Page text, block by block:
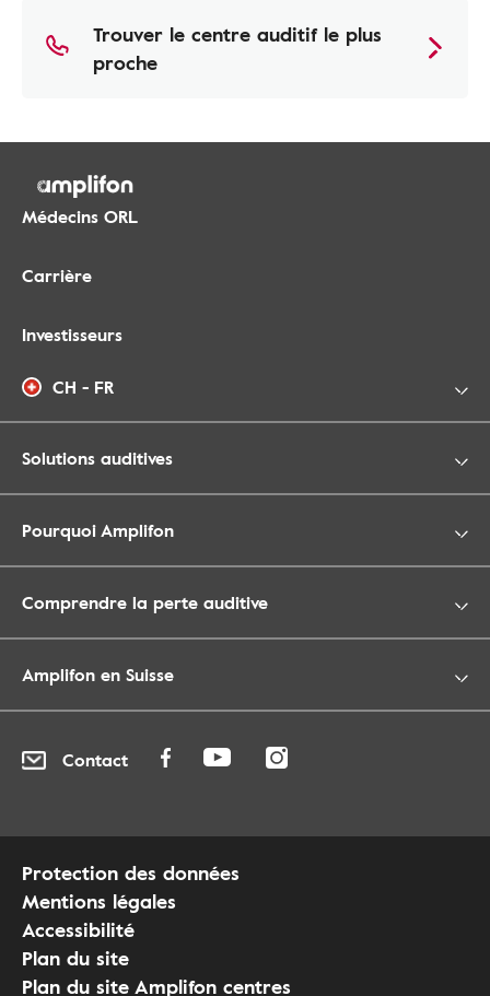
Trouver le centre auditif le plus
proche
Médecins ORL
Carrière
Investisseurs
CH - FR
Solutions auditives
Pourquoi Amplifon
Comprendre la perte auditive
Amplifon en Suisse
Contact
Protection des données
Mentions légales
Accessibilité
Plan du site
Plan du site Amplifon centres